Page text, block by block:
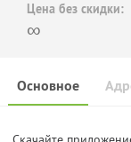
Цена без скидки:
∞
Основное